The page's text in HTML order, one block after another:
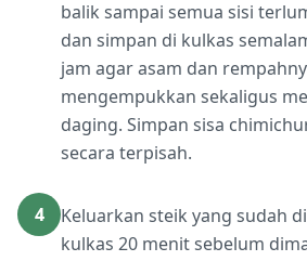
balik sampai semua sisi
dan simpan di kulkas
jam agar asam dan
mengempukkan sekaligus
daging. Simpan sisa
secara terpisah.
4
Keluarkan steik yang sudah
kulkas 20 menit sebelum